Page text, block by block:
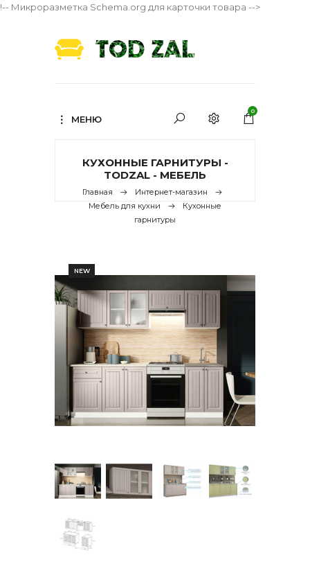
!-- Микроразметка Schema.org для карточки товара -->
МЕНЮ
0
КУХОННЫЕ ГАРНИТУРЫ -
TODZAL - МЕБЕЛЬ
Главная
Интернет-магазин
Мебель для кухни
Кухонные
гарнитуры
NEW